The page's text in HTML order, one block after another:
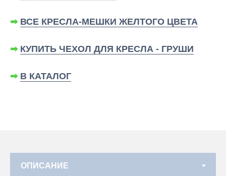
➡ ВСЕ КРЕСЛА-МЕШКИ ЖЕЛТОГО ЦВЕТА
➡ КУПИТЬ ЧЕХОЛ ДЛЯ КРЕСЛА - ГРУШИ
➡ В КАТАЛОГ